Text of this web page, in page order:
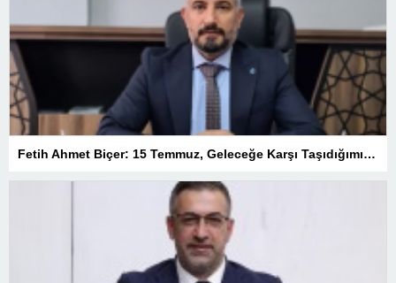
Fetih Ahmet Biçer: 15 Temmuz, Geleceğe Karşı Taşıdığımız Sorumluluğu Hatırlatan Bir Milattır